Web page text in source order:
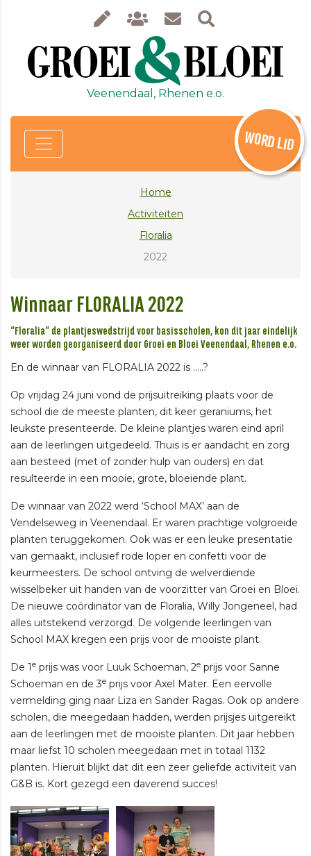
Veenendaal, Rhenen e.o.
WORD LID
Home
Activiteiten
Floralia
2022
Winnaar FLORALIA 2022
“Floralia” de plantjeswedstrijd voor basisscholen, kon dit jaar eindelijk
weer worden georganiseerd door Groei en Bloei Veenendaal, Rhenen e.o.
En de winnaar van FLORALIA 2022 is …..?
Op vrijdag 24 juni vond de prijsuitreiking plaats voor de
school die de meeste planten, dit keer geraniums, het
leukste presenteerde. De kleine plantjes waren eind april
aan de leerlingen uitgedeeld. Thuis is er aandacht en zorg
aan besteed (met of zonder hulp van ouders) en dat
resulteerde in een mooie, grote, bloeiende plant.
De winnaar van 2022 werd ‘School MAX’ aan de
Vendelseweg in Veenendaal. Er waren prachtige volgroeide
planten teruggekomen. Ook was er een leuke presentatie
van gemaakt, inclusief rode loper en confetti voor de
keurmeesters. De school ontving de welverdiende
wisselbeker uit handen van de voorzitter van Groei en Bloei.
De nieuwe coördinator van de Floralia, Willy Jongeneel, had
alles uitstekend verzorgd. De volgende leerlingen van
School MAX kregen een prijs voor de mooiste plant.
De 1e prijs was voor Luuk Schoeman, 2e prijs voor Sanne
Schoeman en de 3e prijs voor Axel Mater. Een eervolle
vermelding ging naar Liza en Sander Ragas. Ook op andere
scholen, die meegedaan hadden, werden prijsjes uitgereikt
aan de leerlingen met de mooiste planten. Dit jaar hebben
maar liefst 10 scholen meegedaan met in totaal 1132
planten. Hieruit blijkt dat dit een zeer geliefde activiteit van
G&B is. Kort gezegd een daverend succes!